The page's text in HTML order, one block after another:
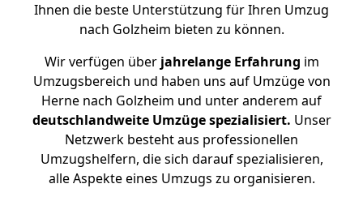
Ihnen die beste Unterstützung für Ihren Umzug
nach Golzheim bieten zu können.
Wir verfügen überjahrelange Erfahrung im
Umzugsbereich und haben uns auf Umzüge von
Herne nach Golzheim und unter anderem auf
deutschlandweite Umzüge spezialisiert. Unser
Netzwerk besteht aus professionellen
Umzugshelfern, die sich darauf spezialisieren,
alle Aspekte eines Umzugs zu organisieren.